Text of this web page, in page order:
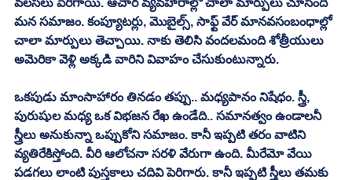
మన సమాజం. కంప్యూటర్లు, మొబైల్స్, సాఫ్ట్ వేర్ మానవసంబంధాల్లో
చాలా మార్పులు తెచ్చాయి. నాకు తెలిసి వందలమంది శోత్రీయులు
అమెరికా వెళ్లి అక్కడి వారిని వివాహం చేసుకుంటున్నారు.
ఒకపుడు మాంసాహారం తినడం తప్పు.. మధ్యపానం నిషేధం. స్త్రీ,
పురుషుల మధ్య ఒక విభజన రేఖ ఉండేది.. సమానత్వం ఉండాలనీ
స్త్రీలు అనుకున్నా ఒప్పుకోని సమాజం. కానీ ఇప్పటి తరం వాటిని
వ్యతిరేకిస్తోంది. వీరి ఆలోచనా సరళి వేరుగా ఉంది. మీరేమో వేయి
పడగలు లాంటి పుస్తకాలు చదివి పెరిగారు. కానీ ఇప్పటి స్త్రీలు తమకు